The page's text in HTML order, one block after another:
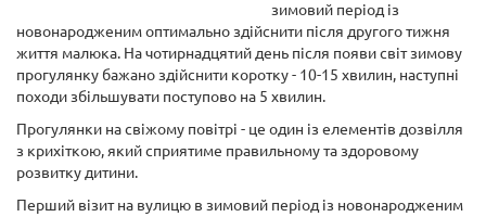
зимовий період із
новонародженим оптимально здійснити після другого тижня
життя малюка. На чотирнадцятий день після появи світ зимову
прогулянку бажано здійснити коротку - 10-15 хвилин, наступні
походи збільшувати поступово на 5 хвилин.
Прогулянки на свіжому повітрі - це один із елементів дозвілля
з крихіткою, який сприятиме правильному та здоровому
розвитку дитини.
Перший візит на вулицю в зимовий період із новонародженим